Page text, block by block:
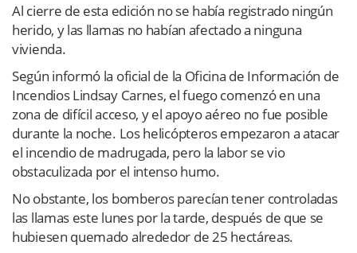
Al cierre de esta edición no se había registrado ningún
herido, y las llamas no habían afectado a ninguna
vivienda.
Según informó la oficial de la Oficina de Información de
Incendios Lindsay Carnes, el fuego comenzó en una
zona de difícil acceso, y el apoyo aéreo no fue posible
durante la noche. Los helicópteros empezaron a atacar
el incendio de madrugada, pero la labor se vio
obstaculizada por el intenso humo.
No obstante, los bomberos parecían tener controladas
las llamas este lunes por la tarde, después de que se
hubiesen quemado alrededor de 25 hectáreas.